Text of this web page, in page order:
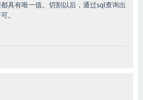
具有唯一值。切割以后，通过sql查询出
。